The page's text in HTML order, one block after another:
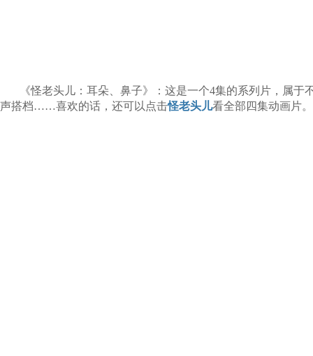
《怪老头儿：耳朵、鼻子》：这是一个4集的系列片，属
声搭档……喜欢的话，还可以点击怪老头儿看全部四集动画片。